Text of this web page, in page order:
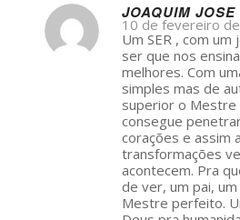
JOAQUIM
s
ays:
10 de fevereiro
Um SER , com
ser que nos
melhores. Com
simples mas de
superior o Mestre
consegue
corações e assim
transformações
acontecem. Pra
de ver, um pai,
Mestre perfeito.